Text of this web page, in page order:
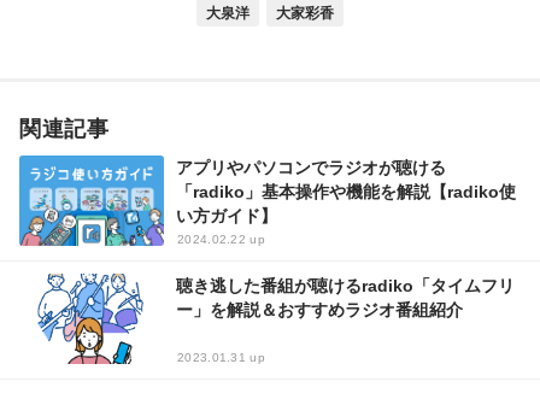
大泉洋 大家彩香
関連記事
アプリやパソコンでラジオが聴ける
「radiko」基本操作や機能を解説【radiko使
い方ガイド】
2024.02.22 up
聴き逃した番組が聴けるradiko「タイムフリ
ー」を解説＆おすすめラジオ番組紹介
2023.01.31 up